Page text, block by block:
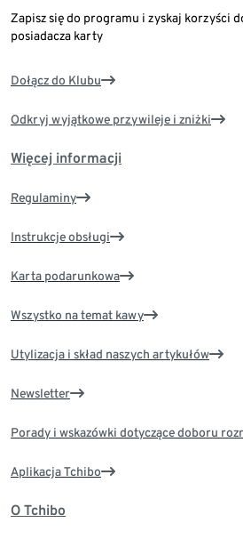
Zapisz się do programu i zyskaj korzyści
posiadacza karty
Dołącz do Klubu
Odkryj wyjątkowe przywileje i zniżki
Więcej informacji
Regulaminy
Instrukcje obsługi
Karta podarunkowa
Wszystko na temat kawy
Utylizacja i skład naszych artykułów
Newsletter
Porady i wskazówki dotyczące doboru
Aplikacja Tchibo
O Tchibo